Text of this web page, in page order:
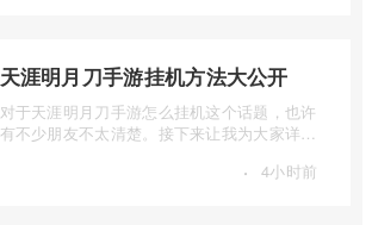
天涯明月刀手游挂机方法大公开
对于天涯明月刀手游怎么挂机这个话题，也许
有不少朋友不太清楚。接下来让我为大家详细
· 4小时前